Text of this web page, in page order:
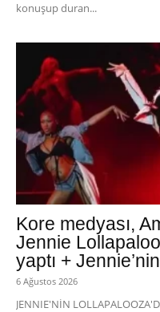
konuşup duran...
Kore medyası,
Jennie
yaptı +
6 Ağustos 2026
JENNIE'NİN